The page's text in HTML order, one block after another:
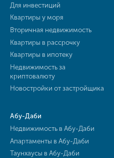
Для инвестиций
Квартиры у моря
Вторичная недвижимость
Квартиры в рассрочку
Квартиры в ипотеку
Недвижимость за
криптовалюту
Новостройки от застройщика
Абу-Даби
Недвижимость в Абу-Даби
Апартаменты в Абу-Даби
Таунхаусы в Абу-Даби